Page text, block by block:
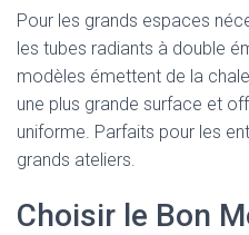
Pour les grands espaces
les tubes radiants à double
modèles émettent de la
une plus grande surface et
uniforme. Parfaits pour les
grands ateliers.
Choisir le Bon